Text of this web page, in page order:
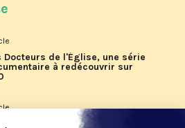
Docteurs de l'Église, une série
à redécouvrir sur
reportages d'été 2026 de KTO